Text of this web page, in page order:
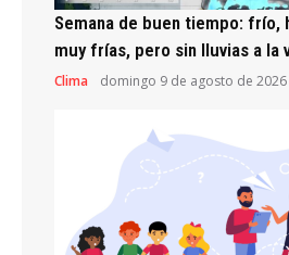
Semana de buen tiempo: frío,
muy frías, pero sin lluvias a la
Clima domingo 9 de agosto de 2026